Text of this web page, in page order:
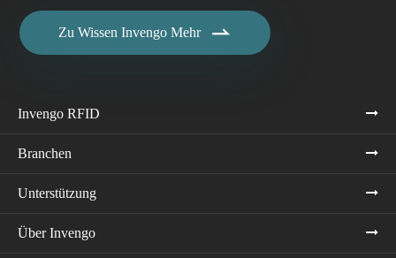
Zu Wissen Invengo Mehr 
Invengo RFID
Branchen
Unterstützung
Über Invengo